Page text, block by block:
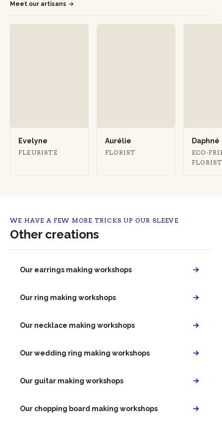
Meet our artisans
Evelyne
FLEURISTE
Aurélie
FLORIST
Daphné
ECO-
WE HAVE A FEW MORE TRICKS UP OUR SLEEVE
Other creations
Our earrings making workshops
Our ring making workshops
Our necklace making workshops
Our wedding ring making workshops
Our guitar making workshops
Our chopping board making workshops